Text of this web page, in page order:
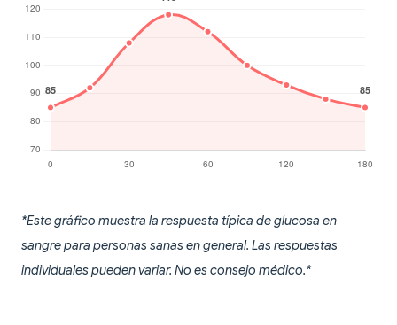
*Este gráfico muestra la respuesta típica de glucosa en
sangre para personas sanas en general. Las respuestas
individuales pueden variar. No es consejo médico.*